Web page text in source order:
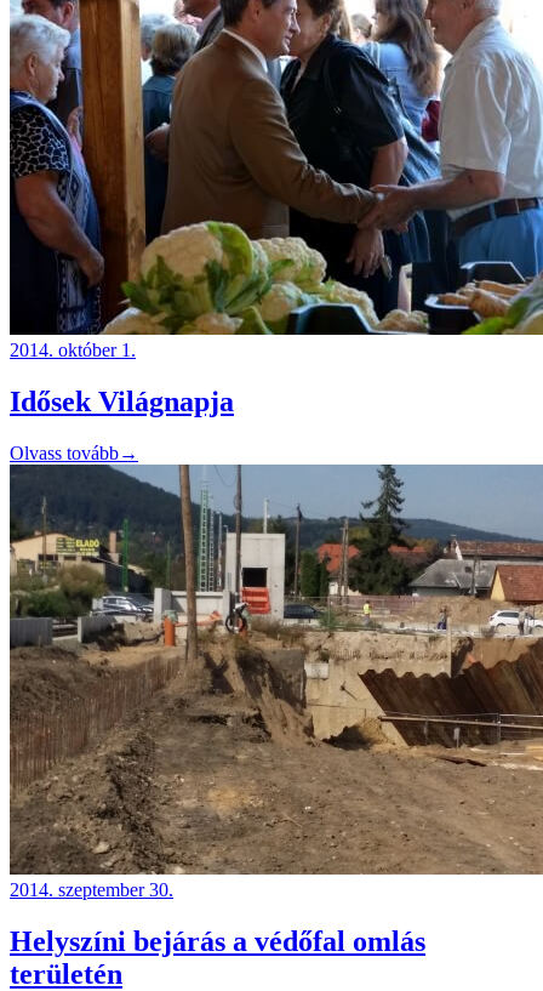
2014. október 1.
Idősek Világnapja
Olvass tovább→
2014. szeptember 30.
Helyszíni bejárás a védőfal omlás
területén